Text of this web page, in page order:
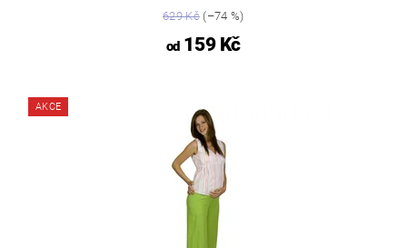
629 Kč(–74 %)
od159 Kč
AKCE